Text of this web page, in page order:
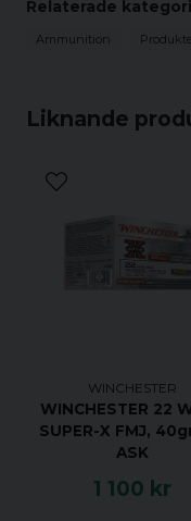
Liknande
WINCHESTER
WINCHESTER 22
SUPER-X FMJ,
ASK
1 100 kr
Kula: Full
Kulvikt: 55 gr
Kuldiameter:
Hylsa:
Tändhatt:
Antal per
Relaterade
Ammunition